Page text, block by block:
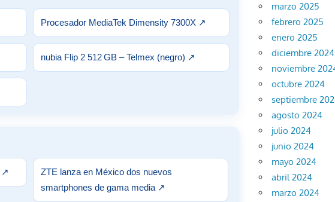
Procesador MediaTek Dimensity 7300X ↗
nubia Flip 2 512 GB – Telmex (negro) ↗
↗
ZTE lanza en México dos nuevos
smartphones de gama media ↗
marzo 2025
febrero 2025
enero 2025
diciembre 2024
noviembre
octubre 2024
septiembre
agosto 2024
julio 2024
junio 2024
mayo 2024
abril 2024
marzo 2024